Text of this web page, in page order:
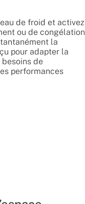
de froid et activez
ou de congélation
la
pour adapter la
de
performances